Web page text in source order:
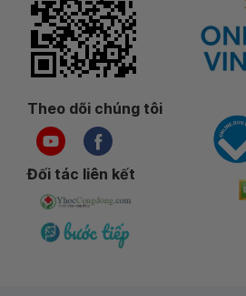
Theo dõi chúng tôi
Đối tác liên kết